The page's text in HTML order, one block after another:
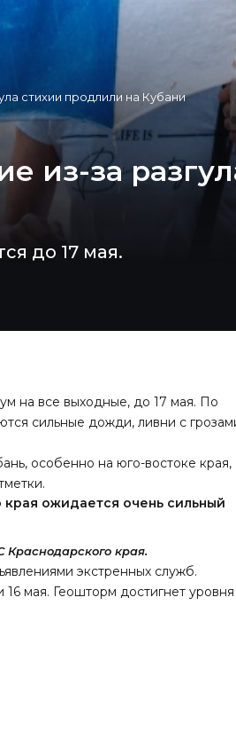
стихии продлили на Кубани
из-за
до 17 мая.
на все выходные, до 17 мая. По
сильные дожди, ливни с
особенно на юго-востоке края,
края ожидается очень сильный
края.
экстренных служб.
мая. Геошторм достигнет